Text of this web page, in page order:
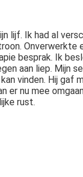
lijf. Ik had al
besprak. Ik
aan liep. Mijn
vinden. Hij gaf
er nu mee
rust.